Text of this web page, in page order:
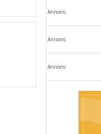
Annons:
Annons:
Annons: